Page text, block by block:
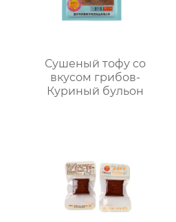
Сушеный тофу со
вкусом грибов-
Куриный бульон